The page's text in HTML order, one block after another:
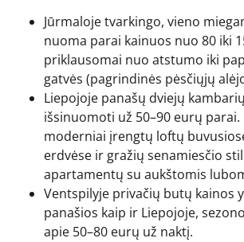
Jūrmaloje tvarkingo, vieno
nuoma parai kainuos nuo 80 iki
priklausomai nuo atstumo iki
gatvės (pagrindinės pėsčiųjų
Liepojoje panašų dviejų
išsinuomoti už 50–90 eurų parai.
moderniai įrengtų loftų
erdvėse ir gražių senamiesčio
apartamentų su aukštomis
Ventspilyje privačių butų kainos
panašios kaip ir Liepojoje,
apie 50–80 eurų už naktį.